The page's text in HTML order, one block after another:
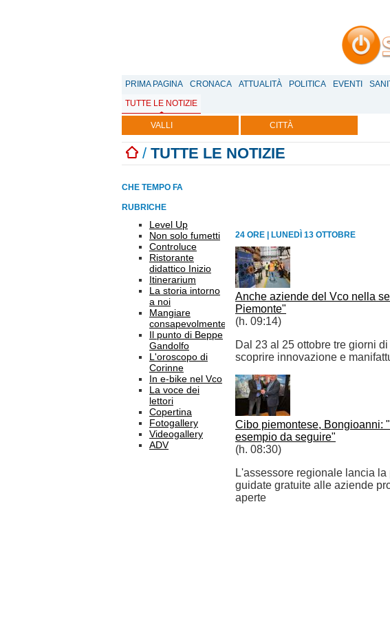
PRIMA PAGINA CRONACA ATTUALITÀ POLITICA EVENTI
TUTTE LE NOTIZIE
VALLI CITTÀ
/ TUTTE LE NOTIZIE
CHE TEMPO FA
RUBRICHE
Level Up
Non solo fumetti
Controluce
Ristorante
didattico Inizio
Itinerarium
La storia intorno
a noi
Mangiare
consapevolmente
Il punto di Beppe
Gandolfo
L'oroscopo di
Corinne
In e-bike nel Vco
La voce dei
lettori
Copertina
Fotogallery
Videogallery
ADV
24 ORE LUNEDÌ 13 OTTOBRE
Anche aziende del Vco nella
Piemonte"
(h. 09:14)
Dal 23 al 25 ottobre tre giorni
scoprire innovazione e
Cibo piemontese, Bongioanni:
esempio da seguire"
(h. 08:30)
L'assessore regionale lancia
guidate gratuite alle aziende
aperte